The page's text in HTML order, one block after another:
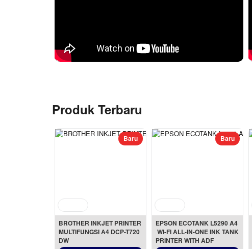
Produk Terbaru
Baru
BROTHER INKJET PRINTER
MULTIFUNGSI A4 DCP-T720
DW
Baru
EPSON ECOTANK L5290 A4
WI-FI ALL-IN-ONE INK TANK
PRINTER WITH ADF